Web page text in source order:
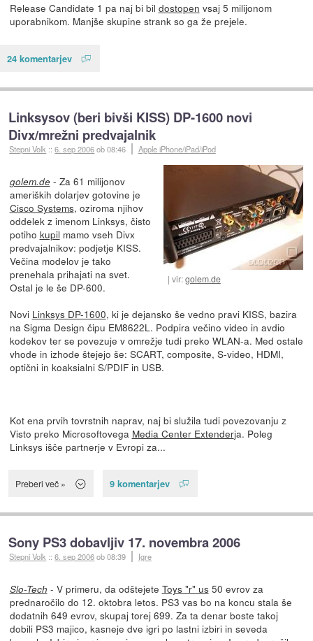
Release Candidate 1 pa naj bi bil dostopen vsaj 5 milijonom
uporabnikom. Manjše skupine strank so ga že prejele.
24 komentarjev
Linksysov (beri bivši KISS) DP-1600 novi
Divx/mrežni predvajalnik
Stepni Volk ::6. sep 2006ob 08:46 Apple iPhone/iPad/iPod
vir:golem.de
golem.de- Za 61 milijonov
ameriških dolarjev gotovine je
Cisco Systems, oziroma njihov
oddelek z imenom Linksys, čisto
potiho kupil mamo vseh Divx
predvajalnikov: podjetje KISS.
Večina modelov je tako
prenehala prihajati na svet.
Ostal je le še DP-600.
Novi Linksys DP-1600, ki je dejansko še vedno pravi KISS, bazira
na Sigma Design čipu EM8622L. Podpira večino video in avdio
kodekov ter se povezuje v omrežje tudi preko WLAN-a. Med ostale
vhode in izhode štejejo še: SCART, composite, S-video, HDMI,
optični in koaksialni S/PDIF in USB.
Kot ena prvih tovrstnih naprav, naj bi služila tudi povezovanju z
Visto preko Microsoftovega Media Center Extenderja. Poleg
Linksys išče partnerje v Evropi za...
Preberi več » 9 komentarjev
Sony PS3 dobavljiv 17. novembra 2006
Stepni Volk ::6. sep 2006ob 08:39 Igre
Slo-Tech - V primeru, da odštejete Toys "r" us50 evrov za
prednaročilo do 12. oktobra letos. PS3 vas bo na koncu stala še
dodatnih 649 evrov, skupaj torej 699. Za ta denar boste takoj
dobili PS3 majico, kasneje dve igri po lastni izbiri in seveda